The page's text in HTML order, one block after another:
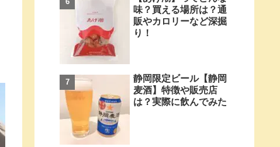
味？買える場所は？通
販やカロリーなど深掘
り！
静岡限定ビール【静岡
麦酒】特徴や販売店
は？実際に飲んでみた